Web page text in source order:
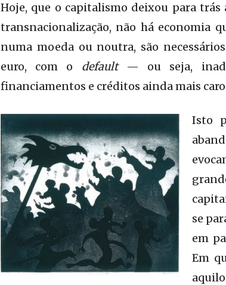
Hoje, que o capitalismo deixou para
transnacionalização, não há economia
numa moeda ou noutra, são
euro, com o default— ou seja,
financiamentos e créditos ainda mais
Isto
se
em
Em